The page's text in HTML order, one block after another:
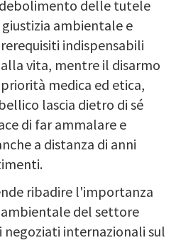
delle tutele
ambientale e
indispensabili
vita, mentre il disarmo
medica ed etica,
lascia dietro di sé
di far ammalare e
a distanza di anni
ribadire l'importanza
del settore
internazionali sul